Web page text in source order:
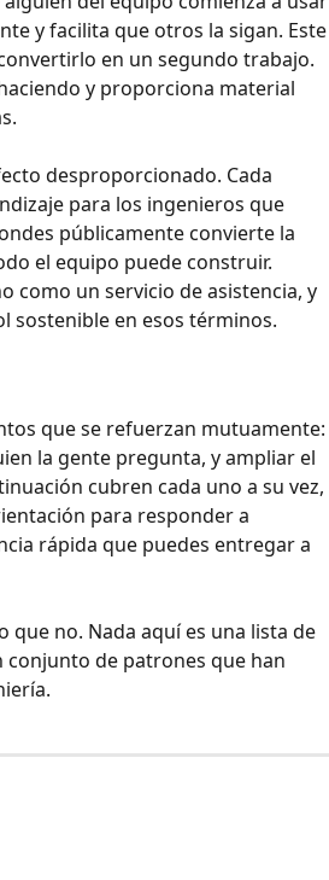
y facilita que otros la sigan. Este
en un segundo trabajo.
y proporciona material
desproporcionado. Cada
para los ingenieros que
públicamente convierte la
el equipo puede construir.
como un servicio de asistencia, y
sostenible en esos términos.
que se refuerzan mutuamente:
la gente pregunta, y ampliar el
cubren cada uno a su vez,
para responder a
rápida que puedes entregar a
que no. Nada aquí es una lista de
conjunto de patrones que han